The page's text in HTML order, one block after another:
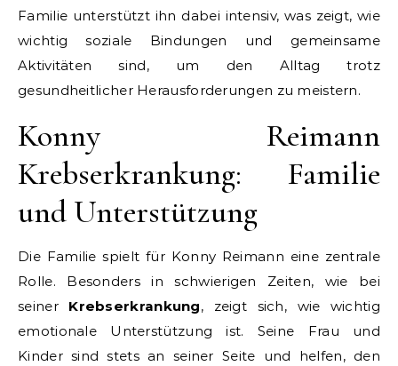
Familie unterstützt ihn dabei intensiv, was zeigt, wie
wichtig soziale Bindungen und gemeinsame
Aktivitäten sind, um den Alltag trotz
gesundheitlicher Herausforderungen zu meistern.
Konny Reimann
Krebserkrankung: Familie
und Unterstützung
Die Familie spielt für Konny Reimann eine zentrale
Rolle. Besonders in schwierigen Zeiten, wie bei
seiner Krebserkrankung, zeigt sich, wie wichtig
emotionale Unterstützung ist. Seine Frau und
Kinder sind stets an seiner Seite und helfen, den